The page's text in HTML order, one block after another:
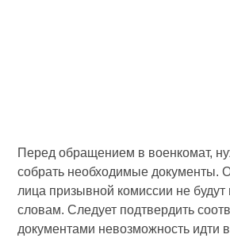
Перед обращением в военкомат,
собрать необходимые документы.
лица призывной комиссии не
словам. Следует подтвердить
документами невозможность идти